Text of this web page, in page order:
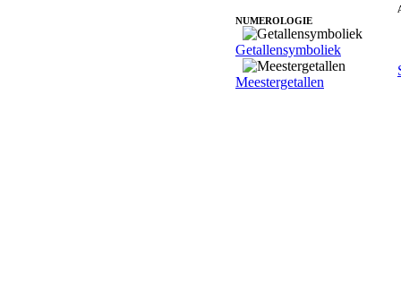
NUMEROLOGIE
Getallensymboliek
Meestergetallen